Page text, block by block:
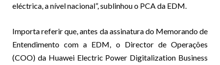
eléctrica, a nível nacional”, sublinhou o PCA da EDM.
Importa referir que, antes da assinatura do Memorando de
Entendimento com a EDM, o Director de Operações
(COO) da Huawei Electric Power Digitalization Business